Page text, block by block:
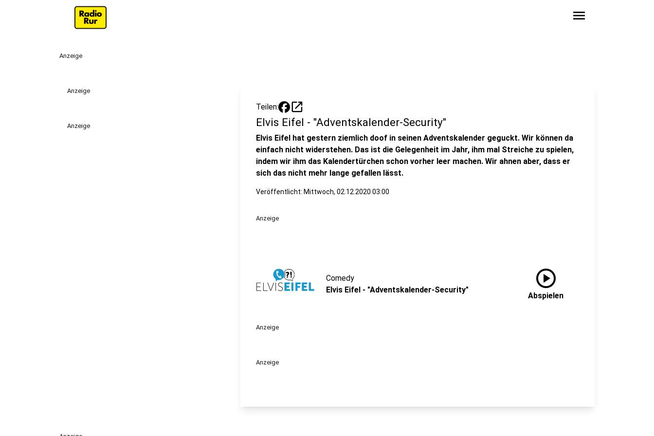
menu
Anzeige
Anzeige
Anzeige
Teilen: open_in_new
Elvis Eifel - "Adventskalender-Security"
Elvis Eifel hat gestern ziemlich doof in seinen Adventskalender geguckt. Wir können da
einfach nicht widerstehen. Das ist die Gelegenheit im Jahr, ihm mal Streiche zu spielen,
indem wir ihm das Kalendertürchen schon vorher leer machen. Wir ahnen aber, dass er
sich das nicht mehr lange gefallen lässt.
Veröffentlicht: Mittwoch, 02.12.2020 03:00
Anzeige
Comedy
Elvis Eifel - "Adventskalender-Security"
play_circle
Abspielen
Anzeige
Anzeige